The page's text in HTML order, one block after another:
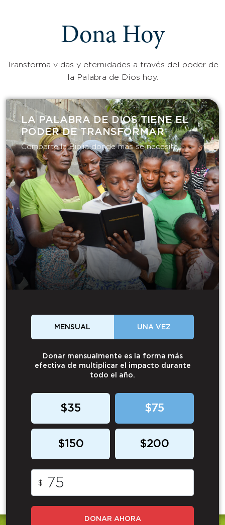
Dona Hoy
Transforma vidas y eternidades a través del poder de
la Palabra de Dios hoy.
LA PALABRA DE DIOS TIENE EL
PODER DE TRANSFORMAR​
Comparte la Biblia donde más se necesita.
MENSUAL UNA VEZ
Donar mensualmente es la forma más
efectiva de multiplicar el impacto durante
todo el año.
$35 $75
$150 $200
$
DONAR AHORA